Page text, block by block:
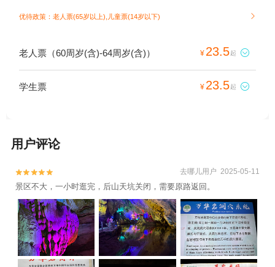
优待政策：老人票(65岁以上),儿童票(14岁以下) 
老人票（60周岁(含)-64周岁(含)） ¥ 23.5起 
学生票 ¥ 23.5起 
用户评论

 去哪儿用户 2025-05-11
景区不大，一小时逛完，后山天坑关闭，需要原路返回。